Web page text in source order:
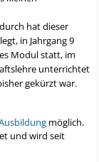
hat dieser
in Jahrgang 9
Modul statt, im
unterrichtet
gekürzt war.
möglich.
und wird seit